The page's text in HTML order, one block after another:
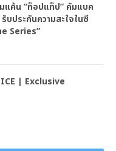
มแค้น “ท็อปแท็ป” คัมแบค
บประกันความสะใจในซี
Series”
| Exclusive